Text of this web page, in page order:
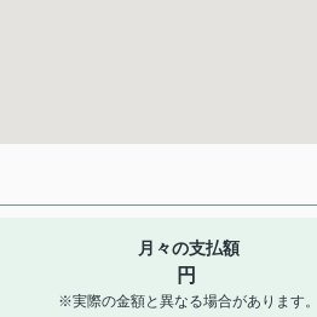
月々の支払額
円
※実際の金額と異なる場合があります。